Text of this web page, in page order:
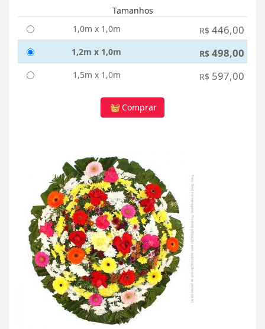
Tamanhos
1,0m x 1,0m
R$ 446,00
1,2m x 1,0m R$ 498,00
1,5m x 1,0m R$ 597,00
Comprar